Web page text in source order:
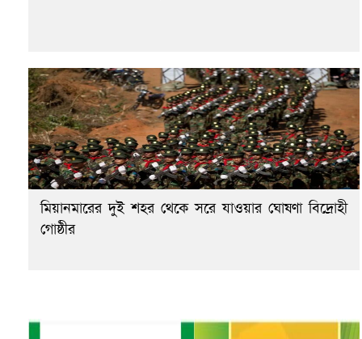
মিয়ানমারের দুই শহর থেকে সরে যাওয়ার ঘোষণা বিদ্রোহী
গোষ্ঠীর